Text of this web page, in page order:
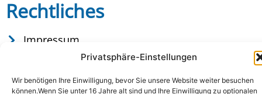
Privatsphäre-Einstellungen
Wir benötigen Ihre Einwilligung, bevor Sie unsere Website weiter besuchen
können.Wenn Sie unter 16 Jahre alt sind und Ihre Einwilligung zu optionalen
Rechtliches
Impressum
Datenschutz